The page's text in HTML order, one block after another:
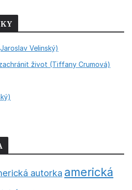
Velinský)
život (Tiffany Crumová)
autorka americká